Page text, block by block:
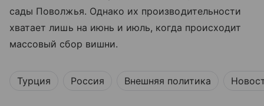
сады Поволжья. Однако их производительности
хватает лишь на июнь и июль, когда происходит
массовый сбор вишни.
Турция Россия Внешняя политика